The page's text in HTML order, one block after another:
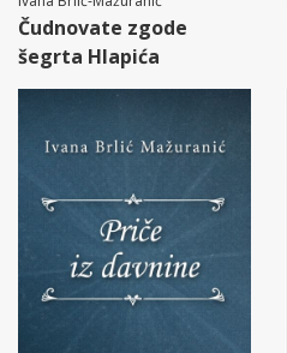
Čudnovate zgode
šegrta Hlapića